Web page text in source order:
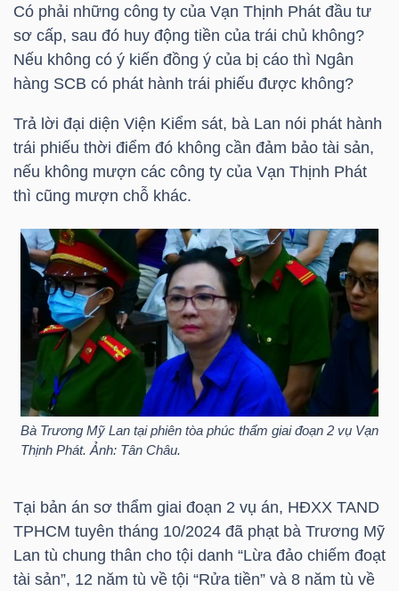
Có phải những công ty của Vạn Thịnh Phát đầu tư
sơ cấp, sau đó huy động tiền của trái chủ không?
Nếu không có ý kiến đồng ý của bị cáo thì Ngân
hàng SCB có phát hành trái phiếu được không?
Trả lời đại diện Viện Kiểm sát, bà Lan nói phát hành
trái phiếu thời điểm đó không cần đảm bảo tài sản,
nếu không mượn các công ty của Vạn Thịnh Phát
thì cũng mượn chỗ khác.
Bà Trương Mỹ Lan tại phiên tòa phúc thẩm giai đoạn 2 vụ Vạn
Thịnh Phát. Ảnh: Tân Châu.
Tại bản án sơ thẩm giai đoạn 2 vụ án, HĐXX TAND
TPHCM tuyên tháng 10/2024 đã phạt bà Trương Mỹ
Lan tù chung thân cho tội danh “Lừa đảo chiếm đoạt
tài sản”, 12 năm tù về tội “Rửa tiền” và 8 năm tù về
CHÍNH
CÔNG
NGHỆ
THÔNG
TIN
DỊCH
VỤ